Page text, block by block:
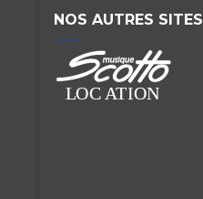
NOS AUTRES SITES